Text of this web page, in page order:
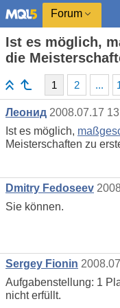
Forum
Ist es möglich,
die
1 2 ...
Леонид 2008.07.17
Ist es möglich,
Meisterschaften zu
Dmitry Fedoseev
Sie können.
Sergey Fionin
Aufgabenstellung: 1
nicht erfüllt.